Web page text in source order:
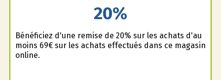
20%
Bénéficiez d'une remise de 20% sur les achats d'au
moins 69€ sur les achats effectués dans ce magasin
online.